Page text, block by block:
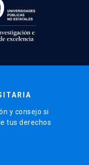
y consejo si
tus derechos